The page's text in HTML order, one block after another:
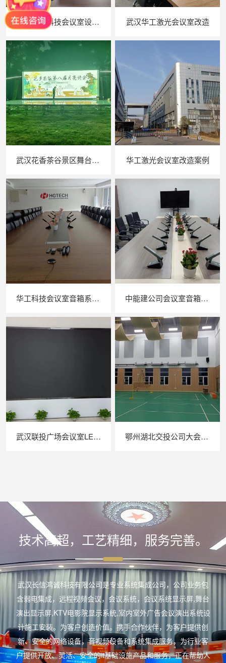
武汉华工科技会议室设备升级改造 武汉华工激光会议室改造
武汉花香茶谷景区舞台演出音响麦克风系统 华工激光会议室改造案例
华工科技会议室音箱系统改造 中能建公司会议室音箱系统建设
武汉联投广场会议室LED显示屏会议系统安装效果图 鄂州湖北交投公司大会议音箱安装
技术高超，工艺精细，服务完善。
武汉长信鸿诚科技有限公司是专业系统集成公司，公司业务包
含弱电集成，远程视频会议，会议系统，会议系统显示屏,舞台
演出显示屏,KTV电影院显示系统,室内室外广告会议演出系统设
计施工安装。为客户创造价值。携手合作伙伴，为客户提供创
新、安全的网络设备，音视频设备和系统集成服务，为行业客
户提供开放、灵活、安全的it基础设施产品和服务，正在帮助人